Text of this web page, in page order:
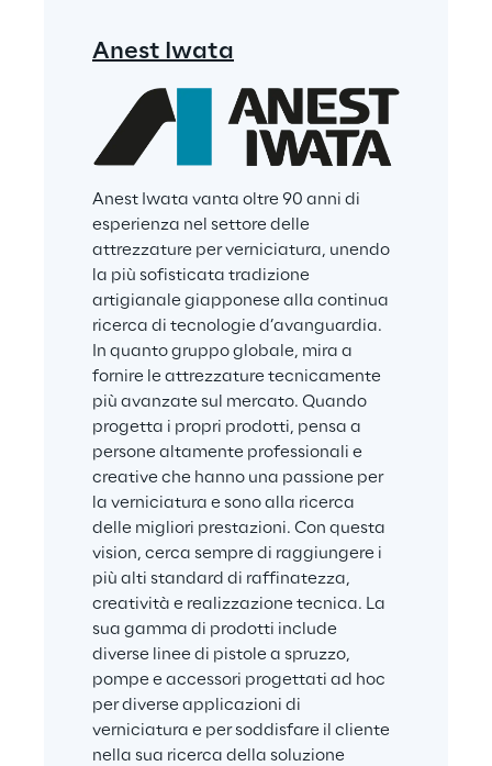
Anest Iwata
Anest Iwata vanta oltre 90 anni di
esperienza nel settore delle
attrezzature per verniciatura, unendo
la più sofisticata tradizione
artigianale giapponese alla continua
ricerca di tecnologie d’avanguardia.
In quanto gruppo globale, mira a
fornire le attrezzature tecnicamente
più avanzate sul mercato. Quando
progetta i propri prodotti, pensa a
persone altamente professionali e
creative che hanno una passione per
la verniciatura e sono alla ricerca
delle migliori prestazioni. Con questa
vision, cerca sempre di raggiungere i
più alti standard di raffinatezza,
creatività e realizzazione tecnica. La
sua gamma di prodotti include
diverse linee di pistole a spruzzo,
pompe e accessori progettati ad hoc
per diverse applicazioni di
verniciatura e per soddisfare il cliente
nella sua ricerca della soluzione